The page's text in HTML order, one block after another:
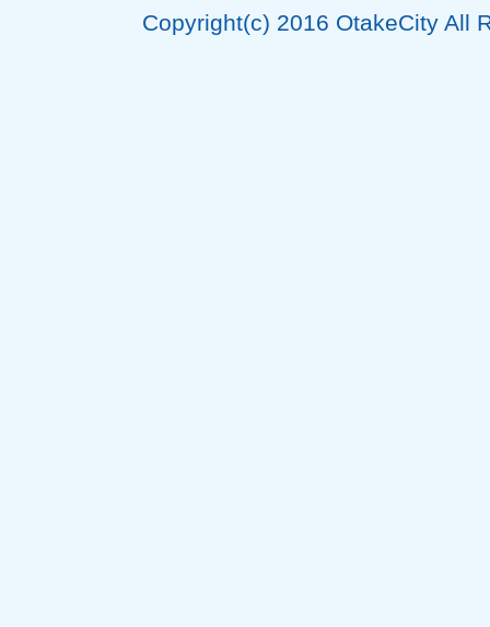
Copyright(c) 2016 OtakeCity All